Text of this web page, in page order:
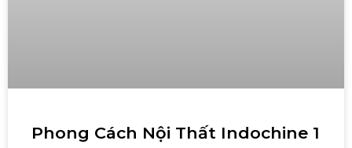
Phong Cách Nội Thất Indochine 1